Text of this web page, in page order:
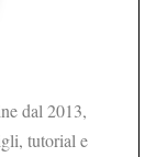
dal 2013,
tutorial e